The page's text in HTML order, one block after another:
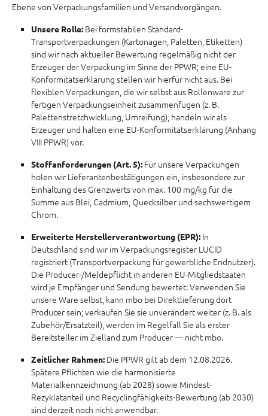
Ebene von Verpackungsfamilien und Versandvorgängen.
Unsere Rolle: Bei formstabilen Standard-
Transportverpackungen (Kartonagen, Paletten, Etiketten)
sind wir nach aktueller Bewertung regelmäßig nicht der
Erzeuger der Verpackung im Sinne der PPWR; eine EU-
Konformitätserklärung stellen wir hierfür nicht aus. Bei
flexiblen Verpackungen, die wir selbst aus Rollenware zur
fertigen Verpackungseinheit zusammenfügen (z. B.
Palettenstretchwicklung, Umreifung), handeln wir als
Erzeuger und halten eine EU-Konformitätserklärung (Anhang
VIII PPWR) vor.
Stoffanforderungen (Art. 5): Für unsere Verpackungen
holen wir Lieferantenbestätigungen ein, insbesondere zur
Einhaltung des Grenzwerts von max. 100 mg/kg für die
Summe aus Blei, Cadmium, Quecksilber und sechswertigem
Chrom.
Erweiterte Herstellerverantwortung (EPR): In
Deutschland sind wir im Verpackungsregister LUCID
registriert (Transportverpackung für gewerbliche Endnutzer).
Die Producer-/Meldepflicht in anderen EU-Mitgliedstaaten
wird je Empfänger und Sendung bewertet: Verwenden Sie
unsere Ware selbst, kann mbo bei Direktlieferung dort
Producer sein; verkaufen Sie sie unverändert weiter (z. B. als
Zubehör/Ersatzteil), werden im Regelfall Sie als erster
Bereitsteller im Zielland zum Producer — nicht mbo.
Zeitlicher Rahmen: Die PPWR gilt ab dem 12.08.2026.
Spätere Pflichten wie die harmonisierte
Materialkennzeichnung (ab 2028) sowie Mindest-
Rezyklatanteil und Recyclingfähigkeits-Bewertung (ab 2030)
sind derzeit noch nicht anwendbar.